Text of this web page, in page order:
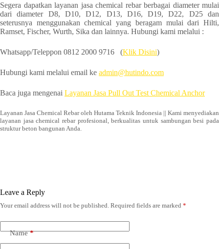
Segera dapatkan layanan jasa chemical rebar berbagai diameter mulai
dari diameter D8, D10, D12, D13, D16, D19, D22, D25 dan
seterusnya menggunakan chemical yang beragam mulai dari Hilti,
Ramset, Fischer, Wurth, Sika dan lainnya. Hubungi kami melalui :
Whatsapp/Teleppon 0812 2000 9716 (Klik Disini)
Hubungi kami melalui email ke admin@hutindo.com
Baca juga mengenai Layanan Jasa Pull Out Test Chemical Anchor
Layanan Jasa Chemical Rebar oleh Hutama Teknik Indonesia || Kami menyediakan
layanan jasa chemical rebar profesional, berkualitas untuk sambungan besi pada
struktur beton bangunan Anda.
Leave a Reply
Your email address will not be published. Required fields are marked *
Name*